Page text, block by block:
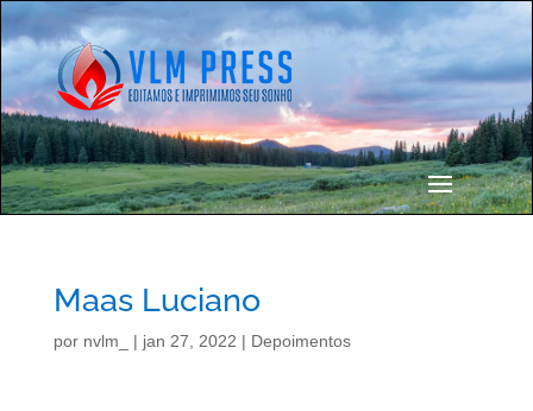
Maas Luciano
por nvlm_ | jan 27, 2022 | Depoimentos